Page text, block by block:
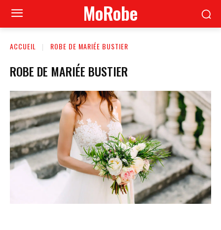
MoRobe
ACCUEIL ROBE DE MARIÉE BUSTIER
ROBE DE MARIÉE BUSTIER